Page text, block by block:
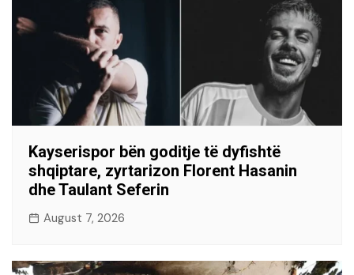
Kayserispor bën goditje të dyfishtë
shqiptare, zyrtarizon Florent Hasanin
dhe Taulant Seferin
August 7, 2026